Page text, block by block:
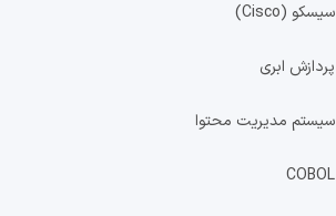
سیسکو (Cisco)
پردازش ابری
سیستم مدیریت محتوا
COBOL